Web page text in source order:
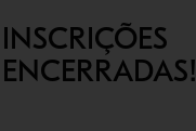
INSCRIÇÕES
ENCERRADAS!